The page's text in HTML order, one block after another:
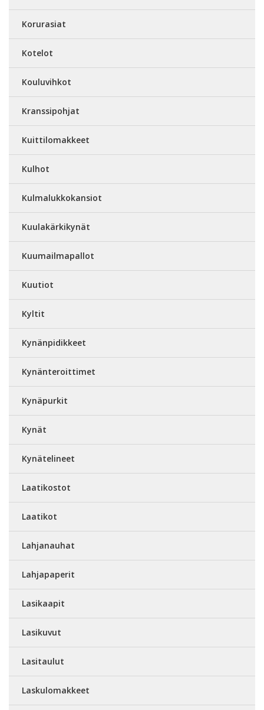
Korurasiat
Kotelot
Kouluvihkot
Kranssipohjat
Kuittilomakkeet
Kulhot
Kulmalukkokansiot
Kuulakärkikynät
Kuumailmapallot
Kuutiot
Kyltit
Kynänpidikkeet
Kynänteroittimet
Kynäpurkit
Kynät
Kynätelineet
Laatikostot
Laatikot
Lahjanauhat
Lahjapaperit
Lasikaapit
Lasikuvut
Lasitaulut
Laskulomakkeet